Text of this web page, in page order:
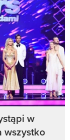
w
wszystko